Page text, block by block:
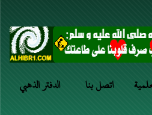
الدفتر الذهبي اتصل بنا